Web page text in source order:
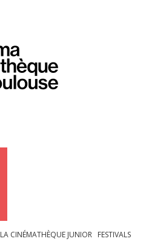
LA CINÉMATHÈQUE JUNIOR FESTIVALS